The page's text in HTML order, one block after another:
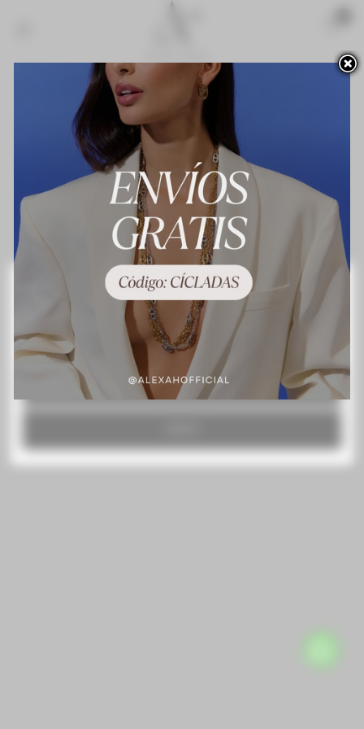
Acceso para profesionales
¡Lo más vendido! Contacte con nosotros
Terminos y condiciones de uso
Preguntas frecuentes Política de privacidad
Política de cookies Mapa del sitio
Este sitio web utiliza cookies propias y de terceros para mejorar nuestros servicios y
mostrarle publicidad relacionada con sus preferencias mediante el análisis de sus
hábitos de navegación. Para dar su consentimiento sobre su uso pulse el botón
Más información Personalizar las cookies
RECHAZAR TODO